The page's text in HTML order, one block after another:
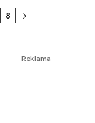
8
Reklama